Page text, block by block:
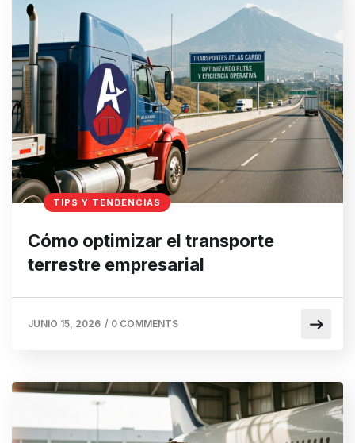
TIPS Y TENDENCIAS
Cómo optimizar el transporte
terrestre empresarial
JUNIO 15, 2026 / 0 COMMENTS